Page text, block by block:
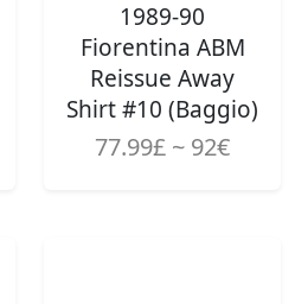
1989-90
Fiorentina ABM
Reissue Away
Shirt #10 (Baggio)
77.99£ ~ 92€